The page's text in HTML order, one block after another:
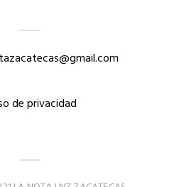
de privacidad